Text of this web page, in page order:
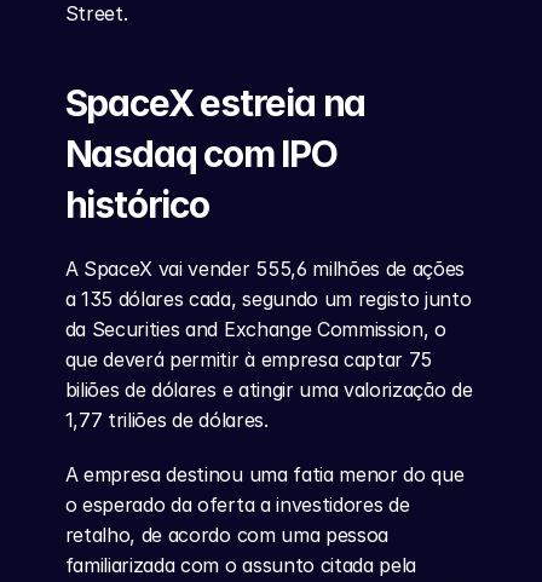
Street.
SpaceX estreia na
Nasdaq com IPO
histórico
A SpaceX vai vender 555,6 milhões de ações
a 135 dólares cada, segundo um registo junto
da Securities and Exchange Commission, o
que deverá permitir à empresa captar 75
biliões de dólares e atingir uma valorização de
1,77 triliões de dólares.
A empresa destinou uma fatia menor do que
o esperado da oferta a investidores de
retalho, de acordo com uma pessoa
familiarizada com o assunto citada pela